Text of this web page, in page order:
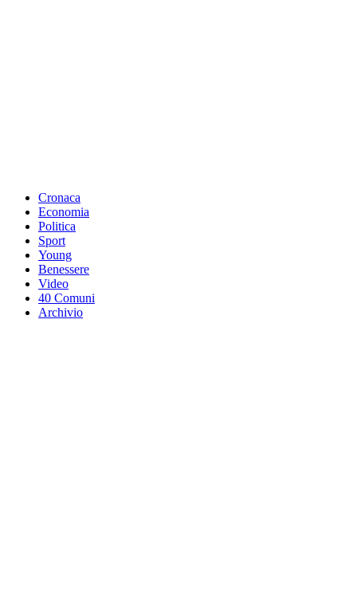
Cronaca
Economia
Politica
Sport
Young
Benessere
Video
40 Comuni
Archivio